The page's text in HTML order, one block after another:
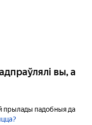
вы, а
прылады падобныя да